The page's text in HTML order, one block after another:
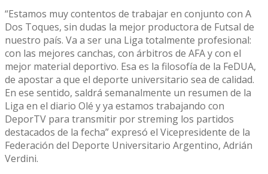
“Estamos muy contentos de trabajar en conjunto con A
Dos Toques, sin dudas la mejor productora de Futsal de
nuestro país. Va a ser una Liga totalmente profesional:
con las mejores canchas, con árbitros de AFA y con el
mejor material deportivo. Esa es la filosofía de la FeDUA,
de apostar a que el deporte universitario sea de calidad.
En ese sentido, saldrá semanalmente un resumen de la
Liga en el diario Olé y ya estamos trabajando con
DeporTV para transmitir por streming los partidos
destacados de la fecha” expresó el Vicepresidente de la
Federación del Deporte Universitario Argentino, Adrián
Verdini.